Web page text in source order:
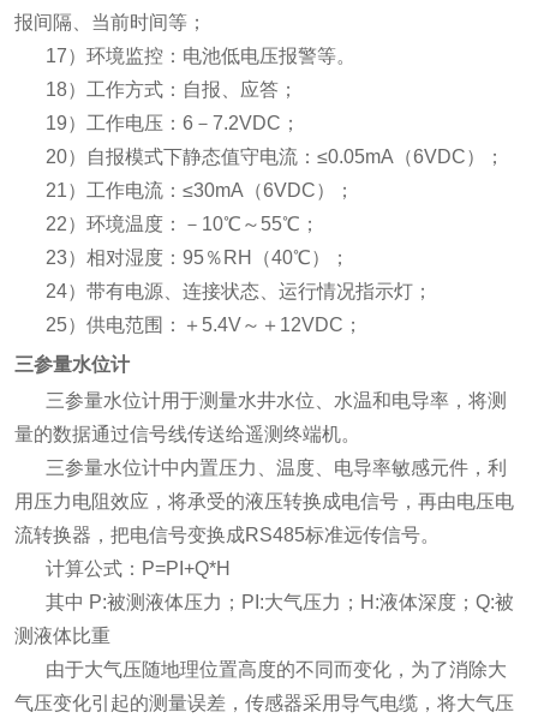
报间隔、当前时间等；
17）环境监控：电池低电压报警等。
18）工作方式：自报、应答；
19）工作电压：6－7.2VDC；
20）自报模式下静态值守电流：≤0.05mA（6VDC）；
21）工作电流：≤30mA（6VDC）；
22）环境温度：－10℃～55℃；
23）相对湿度：95％RH（40℃）；
24）带有电源、连接状态、运行情况指示灯；
25）供电范围：＋5.4V～＋12VDC；
三参量水位计
三参量水位计用于测量水井水位、水温和电导率，将测
量的数据通过信号线传送给遥测终端机。
三参量水位计中内置压力、温度、电导率敏感元件，利
用压力电阻效应，将承受的液压转换成电信号，再由电压电
流转换器，把电信号变换成RS485标准远传信号。
计算公式：P=PI+Q*H
其中 P:被测液体压力；PI:大气压力；H:液体深度；Q:被
测液体比重
由于大气压随地理位置高度的不同而变化，为了消除大
气压变化引起的测量误差，传感器采用导气电缆，将大气压